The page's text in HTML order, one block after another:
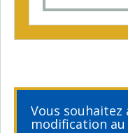
Vous
modification au